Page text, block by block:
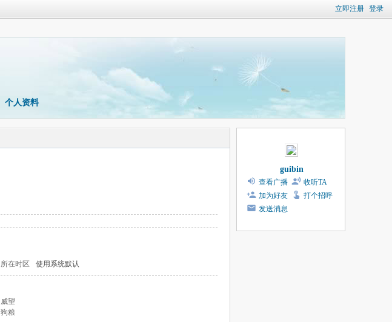
立即注册 登录
个人资料
所在时区 使用系统默认
威望
狗粮
guibin
查看广播
收听TA
加为好友
打个招呼
发送消息